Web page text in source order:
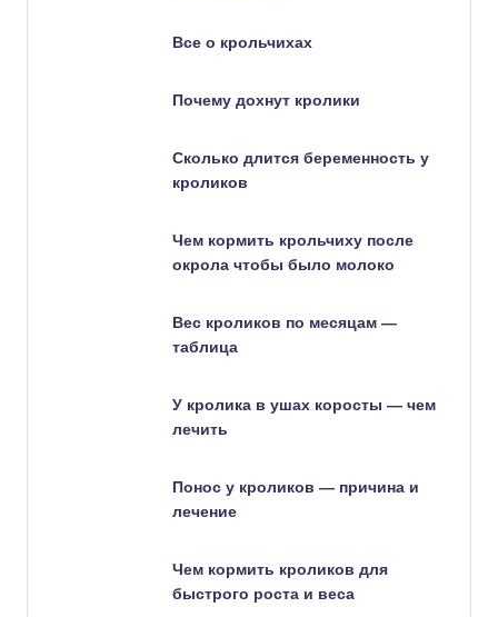
Все о крольчихах
Почему дохнут кролики
Сколько длится беременность у
кроликов
Чем кормить крольчиху после
окрола чтобы было молоко
Вес кроликов по месяцам —
таблица
У кролика в ушах коросты — чем
лечить
Понос у кроликов — причина и
лечение
Чем кормить кроликов для
быстрого роста и веса